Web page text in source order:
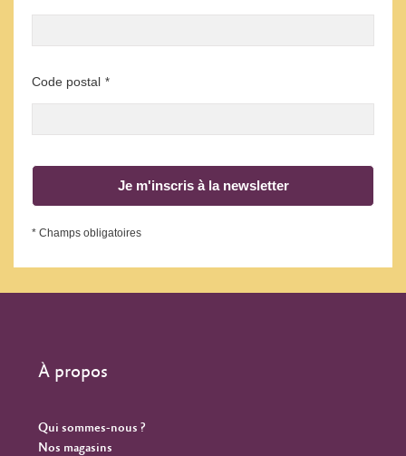
Code postal *
Je m'inscris à la newsletter
* Champs obligatoires
À propos
Qui sommes-nous ?
Nos magasins